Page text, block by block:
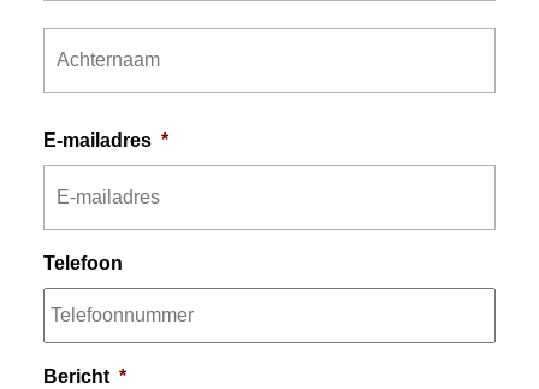
E-mailadres *
Telefoon
Bericht *